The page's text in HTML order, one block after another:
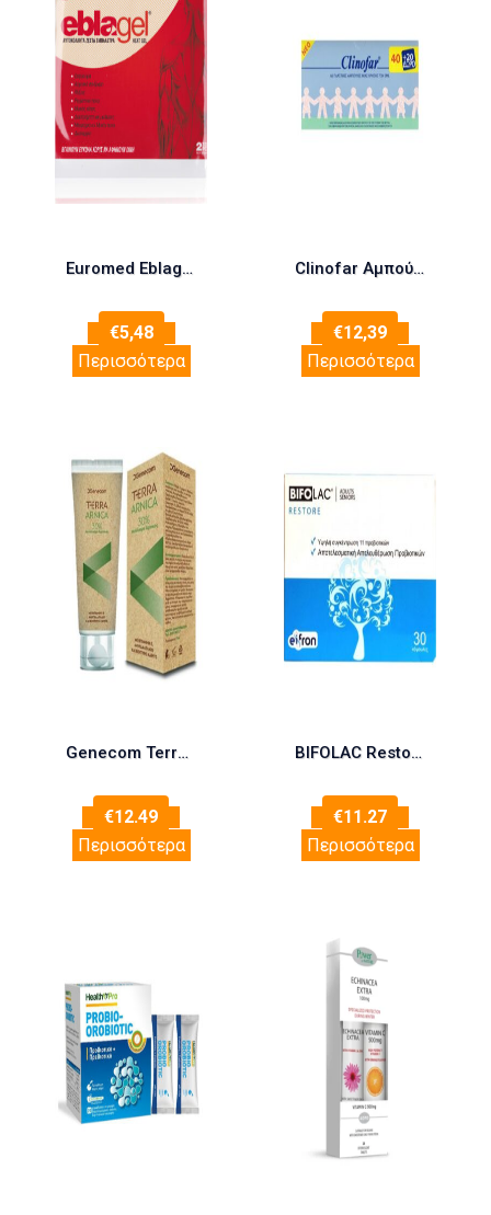
Euromed Eblagel Hot Blaster Θερμαντικά Έμπλαστρα 2τμχ
€5,48
Περισσότερα
Clinofar Αμπούλες 5ml x 40τεμ + 20τεμ Δώρο (Καθαρισμος Μύτης για Βρέφη)
€12,39
Περισσότερα
Genecom Terra Arnica 30% 75ml
€12.49
Περισσότερα
BIFOLAC Restore Adults-Seniors 30 Caps
€11.27
Περισσότερα